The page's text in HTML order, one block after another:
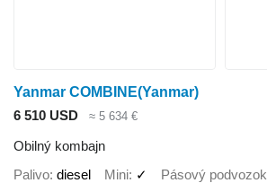
Yanmar COMBINE(Yanmar)
6 510 USD
≈ 5 634 €
Obilný kombajn
Palivo diesel Mini ✓ Pásový podvozok